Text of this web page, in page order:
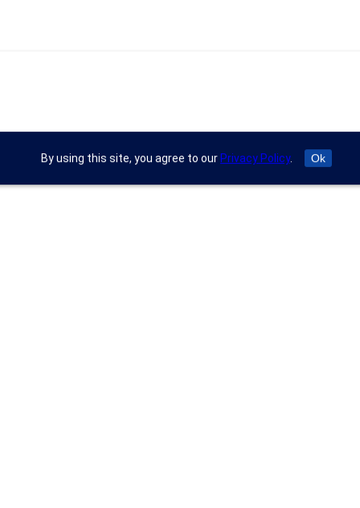
By using this site, you agree to our Privacy Policy. Ok